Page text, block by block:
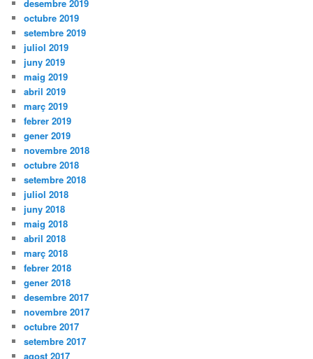
desembre 2019
octubre 2019
setembre 2019
juliol 2019
juny 2019
maig 2019
abril 2019
març 2019
febrer 2019
gener 2019
novembre 2018
octubre 2018
setembre 2018
juliol 2018
juny 2018
maig 2018
abril 2018
març 2018
febrer 2018
gener 2018
desembre 2017
novembre 2017
octubre 2017
setembre 2017
agost 2017